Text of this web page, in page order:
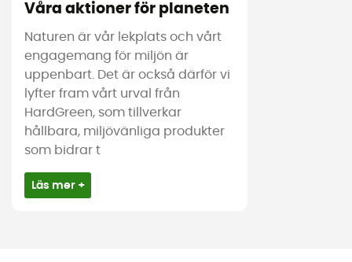
Våra aktioner för planeten
Naturen är vår lekplats och vårt
engagemang för miljön är
uppenbart. Det är också därför vi
lyfter fram vårt urval från
HardGreen, som tillverkar
hållbara, miljövänliga produkter
som bidrar t
Läs mer +